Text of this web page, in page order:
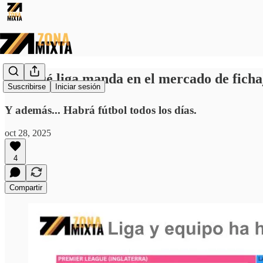
Suscribirse Iniciar sesión
⚽️ ¿Qué liga manda en el mercado de
Y además... Habrá fútbol todos los días.
oct 28, 2025
4
Compartir